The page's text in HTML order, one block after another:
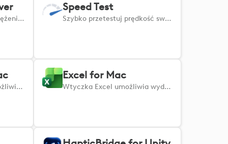
Zapewnia haptyczne sprzężenie zwrotne poprzez delikatne wibracje myszy po najechaniu na klikalne elementy. - Nie są wymagane żadne dodatkowe aplikacje - wystarczy zainstalować i gotowe. - Funkcję można z łatwością włączyć lub wyłączyć w dowolnym momencie. - Dodaj subtelny zmysł dotyku do codziennej pracy i spraw, by codzienne zadania były przyjemniejsze.
Speed Test
Szybko przetestuj prędkość swojego Internetu.
Wtyczka PowerPoint umożliwia usprawnienie prezentacji poprzez zarządzanie slajdami, formatowanie treści i szybką nawigację po prezentacji za pomocą skrótów klawiszowych w systemie macOS.
Excel for Mac
Wtyczka Excel umożliwia wydajne nawigowanie, edytowanie i organizowanie arkuszy kalkulacyjnych za pomocą zaawansowanych skrótów w systemie macOS.